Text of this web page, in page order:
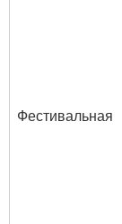
Фестивальная